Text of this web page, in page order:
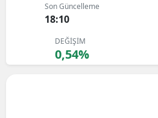
Son Güncelleme
18:10
DEĞİŞİM
0,54%